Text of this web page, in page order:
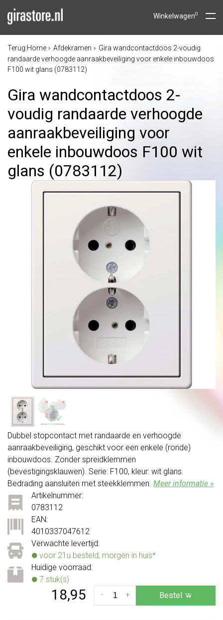
Winkelwagen0
Terug Home Afdekramen
Gira wandcontactdoos 2-voudig
randaarde verhoogde aanraakbeveiliging voor enkele inbouwdoos
F100 wit glans (0783112)
Gira wandcontactdoos 2-
voudig randaarde verhoogde
aanraakbeveiliging voor
enkele inbouwdoos F100 wit
glans (0783112)
Dubbel stopcontact met randaarde en verhoogde
aanraakbeveiliging, geschikt voor een enkele (ronde)
inbouwdoos. Zonder spreidklemmen
(bevestigingsklauwen). Serie: F100, kleur: wit glans.
Bedrading aansluiten met steekklemmen. Meer informatie »
Verwachte levertijd:
voor 21u besteld, morgen in huis*
Huidige voorraad:
7 stuk(s)
Artikelnummer:
0783112
EAN:
4010337047612
18,95 +
- Bestel